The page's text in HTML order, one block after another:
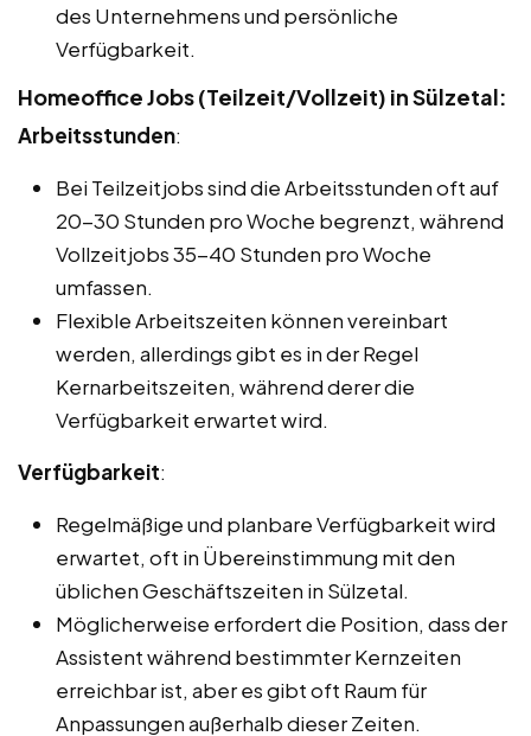
des Unternehmens und persönliche
Verfügbarkeit.
Homeoffice Jobs (Teilzeit/Vollzeit) in Sülzetal:
Arbeitsstunden:
Bei Teilzeitjobs sind die Arbeitsstunden oft auf
20-30 Stunden pro Woche begrenzt, während
Vollzeitjobs 35-40 Stunden pro Woche
umfassen.
Flexible Arbeitszeiten können vereinbart
werden, allerdings gibt es in der Regel
Kernarbeitszeiten, während derer die
Verfügbarkeit erwartet wird.
Verfügbarkeit:
Regelmäßige und planbare Verfügbarkeit wird
erwartet, oft in Übereinstimmung mit den
üblichen Geschäftszeiten in Sülzetal.
Möglicherweise erfordert die Position, dass der
Assistent während bestimmter Kernzeiten
erreichbar ist, aber es gibt oft Raum für
Anpassungen außerhalb dieser Zeiten.